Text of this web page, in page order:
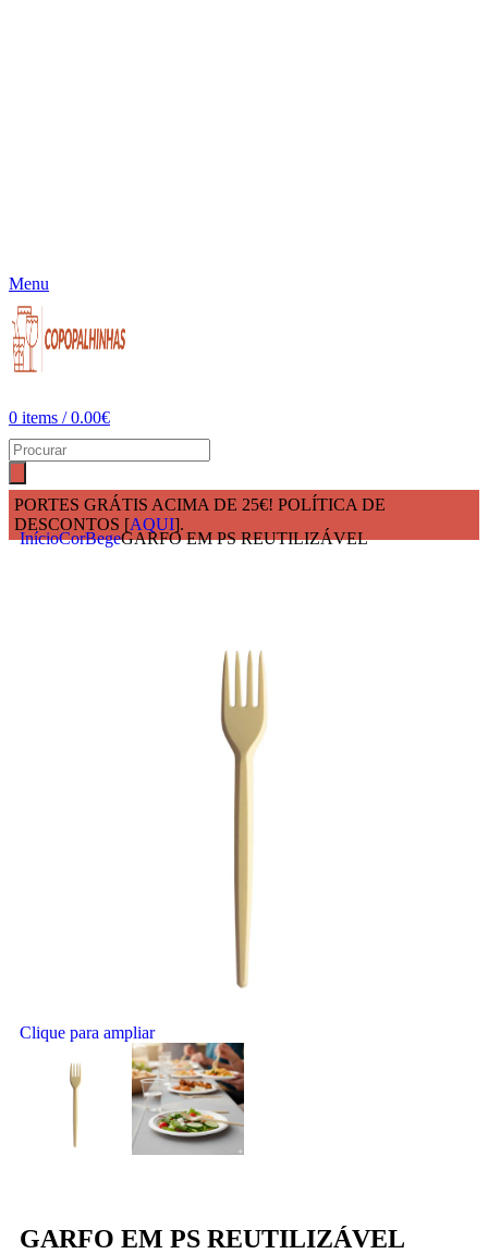
Menu
0 items / 0.00€
PORTES GRÁTIS ACIMA DE 25€! POLÍTICA DE
DESCONTOS [AQUI].
InícioCorBegeGARFO EM PS REUTILIZÁVEL
Clique para ampliar
GARFO EM PS REUTILIZÁVEL